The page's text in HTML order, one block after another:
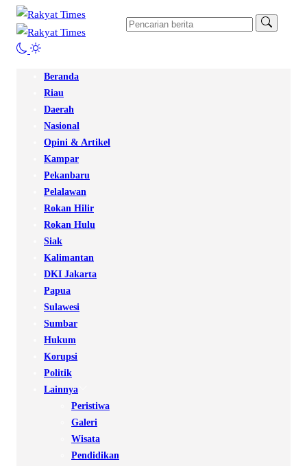
Beranda
Riau
Daerah
Nasional
Opini & Artikel
Kampar
Pekanbaru
Pelalawan
Rokan Hilir
Rokan Hulu
Siak
Kalimantan
DKI Jakarta
Papua
Sulawesi
Sumbar
Hukum
Korupsi
Politik
Lainnya
Peristiwa
Galeri
Wisata
Pendidikan